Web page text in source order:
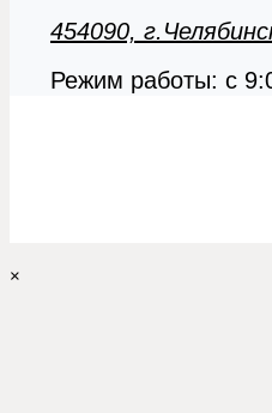
454090,
Режим работы: с
×